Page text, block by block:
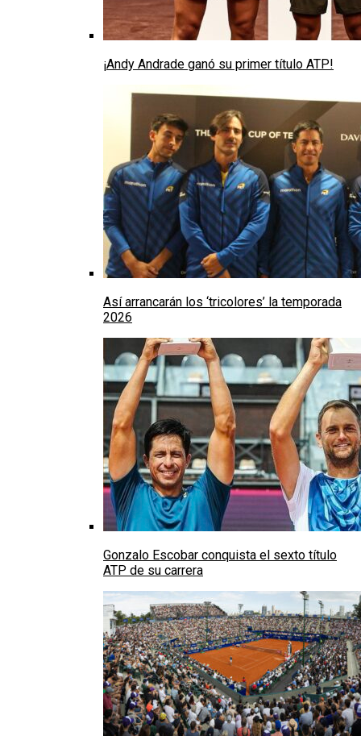
¡Andy Andrade ganó su primer título ATP!
Así arrancarán los ‘tricolores’ la temporada
2026
Gonzalo Escobar conquista el sexto título
ATP de su carrera